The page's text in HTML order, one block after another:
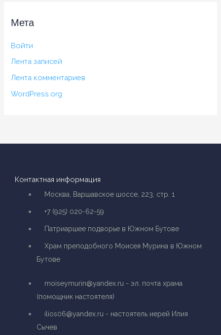
Мета
Войти
Лента записей
Лента комментариев
WordPress.org
Контактная информация
Москва, Варшавское шоссе, 223, стр. 1
+7 (925) 020-62-59
Патриаршее подворье в Южном Бутове
Храм преподобного Моисея Мурина в Южном
Бутове
moiseymurin@yandex.ru - эл. почта храма
(помощник настоятеля)
ilios06@yandex.ru - настоятель иерей Илия
Сычев